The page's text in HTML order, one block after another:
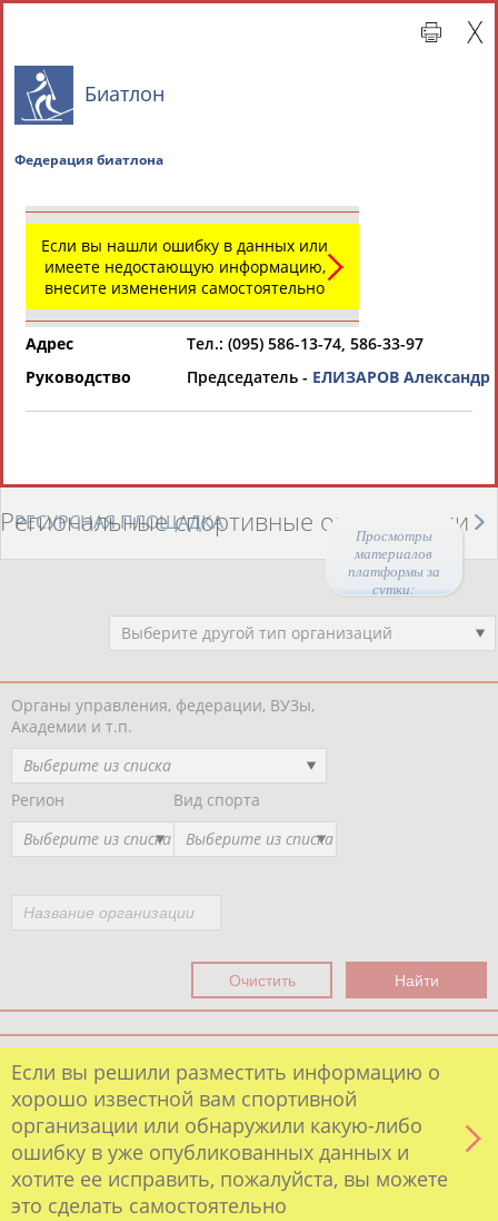
Просмотры
материалов
платформы за
сутки:
Главная » Региональные спортивные организации
СВОДНЫЕ ИНДЕКСЫ
РЕСУРСНАЯ ПЛОЩАДКА
Региональные спортивные организации
Выберите другой тип организаций
Органы управления, федерации, ВУЗы,
Академии и т.п.
Выберите из списка
Регион
Выберите из списка
Вид спорта
Выберите из списка
Если вы решили разместить информацию о
хорошо известной вам спортивной
организации или обнаружили какую-либо
ошибку в уже опубликованных данных и
хотите ее исправить, пожалуйста, вы можете
это сделать самостоятельно
Биатлон
Федерация биатлона
Если вы нашли ошибку в данных или
имеете недостающую информацию,
внесите изменения самостоятельно
Адрес
Тел.: (095) 586-13-74, 586-33-97
Руководство
Председатель - ЕЛИЗАРОВ Александр